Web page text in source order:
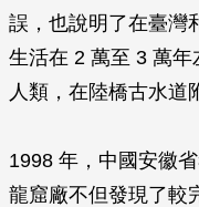
誤，也說明了在臺灣
生活在 2 萬至 3 萬
人類，在陸橋古水道
1998 年，中國安徽
龍窟廠不但發現了較